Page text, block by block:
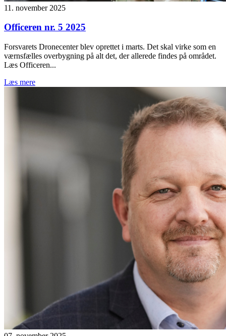
11. november 2025
Officeren nr. 5 2025
Forsvarets Dronecenter blev oprettet i marts. Det skal virke som en
værnsfælles overbygning på alt det, der allerede findes på området.
Læs Officeren...
Læs mere